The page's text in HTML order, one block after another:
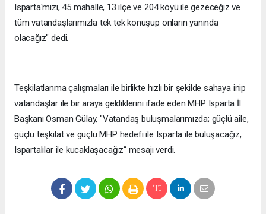
Isparta'mızı, 45 mahalle, 13 ilçe ve 204 köyü ile gezeceğiz ve
tüm vatandaşlarımızla tek tek konuşup onların yanında
olacağız" dedi.
Teşkilatlanma çalışmaları ile birlikte hızlı bir şekilde sahaya inip
vatandaşlar ile bir araya geldiklerini ifade eden MHP Isparta İl
Başkanı Osman Gülay, "Vatandaş buluşmalarımızda; güçlü aile,
güçlü teşkilat ve güçlü MHP hedefi ile Isparta ile buluşacağız,
Ispartalılar ile kucaklaşacağız“ mesajı verdi.